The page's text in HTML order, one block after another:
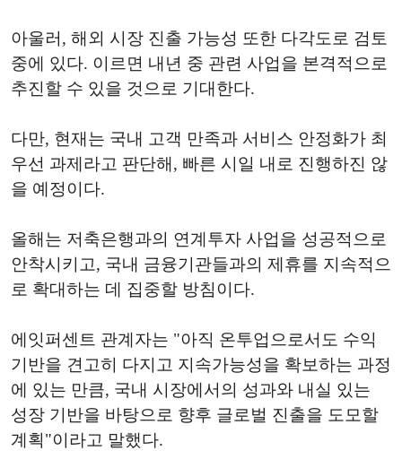
아울러, 해외 시장 진출 가능성 또한 다각도로 검토
중에 있다. 이르면 내년 중 관련 사업을 본격적으로
추진할 수 있을 것으로 기대한다.
다만, 현재는 국내 고객 만족과 서비스 안정화가 최
우선 과제라고 판단해, 빠른 시일 내로 진행하진 않
을 예정이다.
올해는 저축은행과의 연계투자 사업을 성공적으로
안착시키고, 국내 금융기관들과의 제휴를 지속적으
로 확대하는 데 집중할 방침이다.
에잇퍼센트 관계자는 "아직 온투업으로서도 수익
기반을 견고히 다지고 지속가능성을 확보하는 과정
에 있는 만큼, 국내 시장에서의 성과와 내실 있는
성장 기반을 바탕으로 향후 글로벌 진출을 도모할
계획"이라고 말했다.